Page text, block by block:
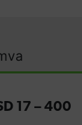
17 – 400